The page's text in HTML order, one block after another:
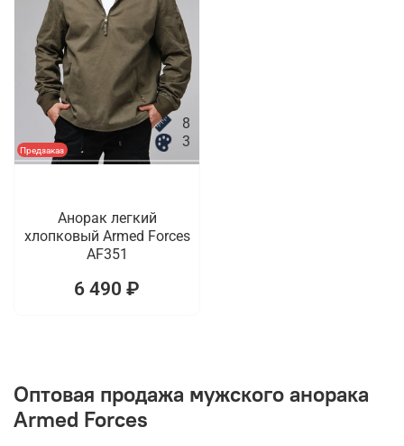
Предзаказ
8
3
Анорак легкий
хлопковый Armed Forces
AF351
6 490 ₽
Оптовая продажа мужского анорака
Armed Forces